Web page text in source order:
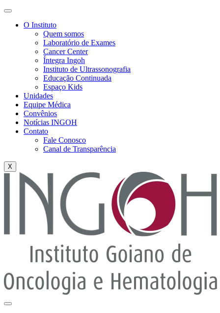
O Instituto
Quem somos
Laboratório de Exames
Cancer Center
Íntegra Ingoh
Instituto de Ultrassonografia
Educação Continuada
Espaço Kids
Unidades
Equipe Médica
Convênios
Notícias INGOH
Contato
Fale Conosco
Canal de Transparência
X